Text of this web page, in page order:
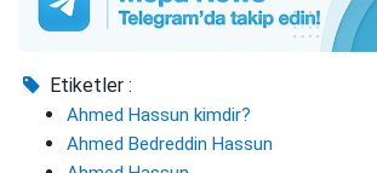
Etiketler :
Ahmed Hassun kimdir?
Ahmed Bedreddin Hassun